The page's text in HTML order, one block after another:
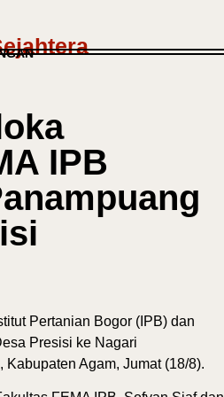
IPB
Pertanian Bogor (IPB) dan
Presisi ke Nagari
Agam, Jumat (18/8).